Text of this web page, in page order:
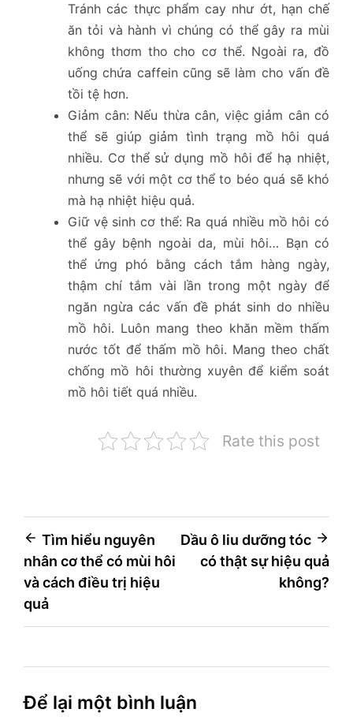
Tránh các thực phẩm cay như ớt, hạn chế
ăn tỏi và hành vì chúng có thể gây ra mùi
không thơm tho cho cơ thể. Ngoài ra, đồ
uống chứa caffein cũng sẽ làm cho vấn đề
tồi tệ hơn.
Giảm cân: Nếu thừa cân, việc giảm cân có
thể sẽ giúp giảm tình trạng mồ hôi quá
nhiều. Cơ thể sử dụng mồ hôi để hạ nhiệt,
nhưng sẽ với một cơ thể to béo quá sẽ khó
mà hạ nhiệt hiệu quả.
Giữ vệ sinh cơ thể: Ra quá nhiều mồ hôi có
thể gây bệnh ngoài da, mùi hôi… Bạn có
thể ứng phó bằng cách tắm hàng ngày,
thậm chí tắm vài lần trong một ngày để
ngăn ngừa các vấn đề phát sinh do nhiều
mồ hôi. Luôn mang theo khăn mềm thấm
nước tốt để thấm mồ hôi. Mang theo chất
chống mồ hôi thường xuyên để kiểm soát
mồ hôi tiết quá nhiều.
Rate this post
Điều
hướng
bài
viết
Tìm hiểu nguyên
nhân cơ thể có mùi hôi
và cách điều trị hiệu
quả
Dầu ô liu dưỡng tóc
có thật sự hiệu quả
không?
Để lại một bình luận